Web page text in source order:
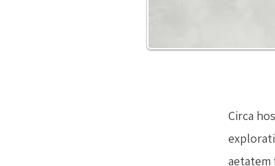
Circa
aetatem